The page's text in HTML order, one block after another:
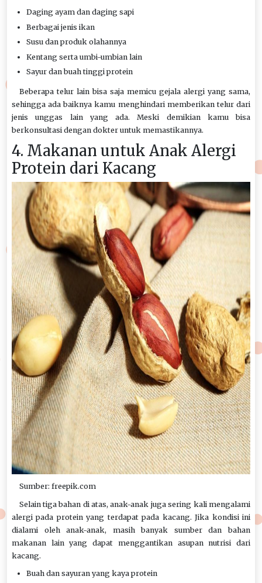
Daging ayam dan daging sapi
Berbagai jenis ikan
Susu dan produk olahannya
Kentang serta umbi-umbian lain
Sayur dan buah tinggi protein
Beberapa telur lain bisa saja memicu gejala alergi yang sama,
sehingga ada baiknya kamu menghindari memberikan telur dari
jenis unggas lain yang ada. Meski demikian kamu bisa
berkonsultasi dengan dokter untuk memastikannya.
4. Makanan untuk Anak Alergi
Protein dari Kacang
Sumber: freepik.com
Selain tiga bahan di atas, anak-anak juga sering kali mengalami
alergi pada protein yang terdapat pada kacang. Jika kondisi ini
dialami oleh anak-anak, masih banyak sumber dan bahan
makanan lain yang dapat menggantikan asupan nutrisi dari
kacang.
Buah dan sayuran yang kaya protein